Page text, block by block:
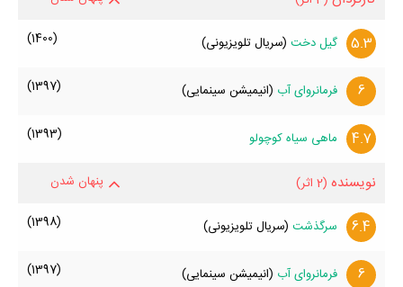
5.3 گیل دخت (سریال تلویزیونی) (1400)
6 فرمانروای آب (انیمیشن سینمایی) (1397)
4.7 ماهی سیاه کوچولو (1393)
نویسنده (2 اثر) پنهان شدن
6.4 سرگذشت (سریال تلویزیونی) (1398)
6 فرمانروای آب (انیمیشن سینمایی) (1397)